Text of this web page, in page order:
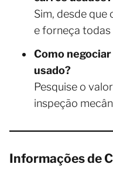
Sim, desde
e forneça todas
Como
usado?
Pesquise o
inspeção
Informações de